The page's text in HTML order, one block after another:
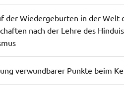
der Wiedergeburten in der Welt
nach der Lehre des
verwundbarer Punkte beim